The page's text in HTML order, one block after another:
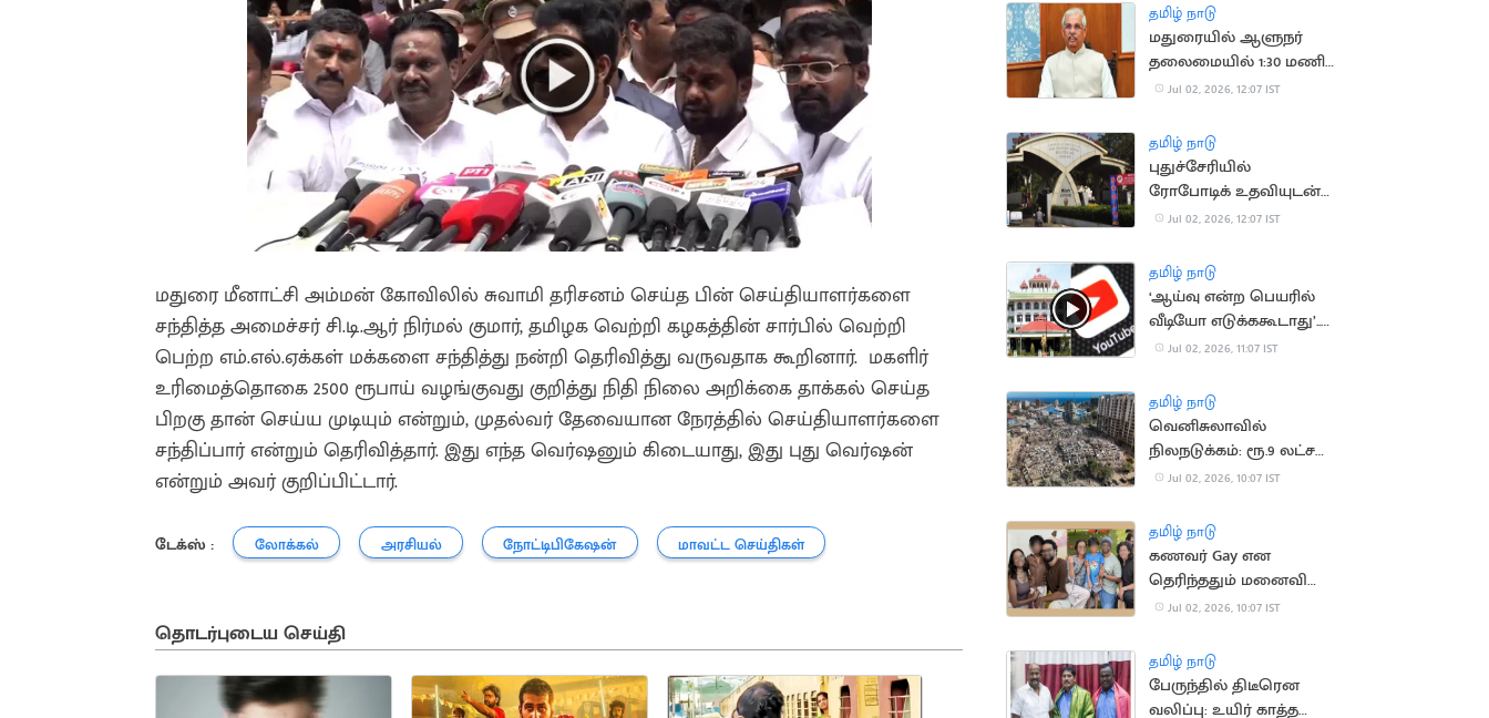
மதுரை மீனாட்சி அம்மன் கோவிலில் சுவாமி தரிசனம் செய்த பின் செய்தியாளர்களை
சந்தித்த அமைச்சர் சி.டி.ஆர் நிர்மல் குமார், தமிழக வெற்றி கழகத்தின் சார்பில் வெற்றி
பெற்ற எம்.எல்.ஏக்கள் மக்களை சந்தித்து நன்றி தெரிவித்து வருவதாக கூறினார். மகளிர்
உரிமைத்தொகை 2500 ரூபாய் வழங்குவது குறித்து நிதி நிலை அறிக்கை தாக்கல் செய்த
பிறகு தான் செய்ய முடியும் என்றும், முதல்வர் தேவையான நேரத்தில் செய்தியாளர்களை
சந்திப்பார் என்றும் தெரிவித்தார். இது எந்த வெர்ஷனும் கிடையாது, இது புது வெர்ஷன்
என்றும் அவர் குறிப்பிட்டார்.
டேக்ஸ் : லோக்கல் அரசியல் நோட்டிபிகேஷன் மாவட்ட செய்திகள்
தொடர்புடைய செய்தி
தமிழ் நாடு
மதுரையில் ஆளுநர்
தலைமையில் 1:30 மணி
நேரம் நடந்த ஆய்வு
Jul 02, 2026, 12:07 IST
தமிழ் நாடு
புதுச்சேரியில்
ரோபோடிக் உதவியுடன்
நடந்த நரம்பு
சிகிச்சை
Jul 02, 2026, 12:07 IST
தமிழ் நாடு
‘ஆய்வு என்ற பெயரில்
வீடியோ எடுக்ககூடாது’..
யூடியூபர்களுக்கு
Jul 02, 2026, 11:07 IST
தமிழ் நாடு
வெனிசுலாவில்
நிலநடுக்கம்: ரூ.9 லட்சம்
கோடி இழப்பு
Jul 02, 2026, 10:07 IST
தமிழ் நாடு
கணவர் Gay என
தெரிந்ததும் மனைவி
எடுத்த விசித்திர முடிவு
Jul 02, 2026, 10:07 IST
தமிழ் நாடு
பேருந்தில் திடீரென
வலிப்பு: உயிர் காத்த